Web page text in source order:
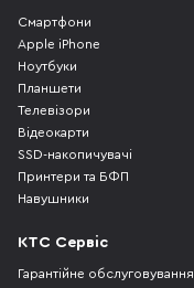
Смартфони
Apple iPhone
Ноутбуки
Планшети
Телевізори
Відеокарти
SSD-накопичувачі
Принтери та БФП
Навушники
КТС Сервіс
Гарантійне обслуговування